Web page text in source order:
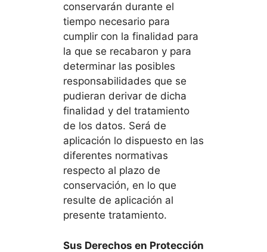
conservarán durante el
tiempo necesario para
cumplir con la finalidad para
la que se recabaron y para
determinar las posibles
responsabilidades que se
pudieran derivar de dicha
finalidad y del tratamiento
de los datos. Será de
aplicación lo dispuesto en las
diferentes normativas
respecto al plazo de
conservación, en lo que
resulte de aplicación al
presente tratamiento.
Sus Derechos en Protección